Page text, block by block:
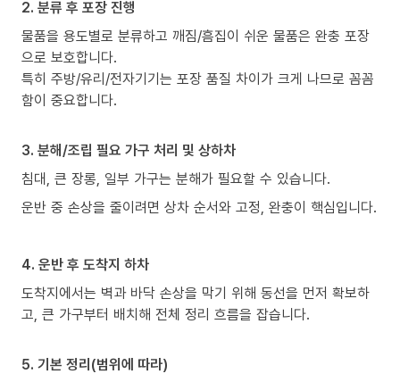
2. 분류 후 포장 진행
물품을 용도별로 분류하고 깨짐/흠집이 쉬운 물품은 완충 포장
으로 보호합니다.
특히 주방/유리/전자기기는 포장 품질 차이가 크게 나므로 꼼꼼
함이 중요합니다.
3. 분해/조립 필요 가구 처리 및 상하차
침대, 큰 장롱, 일부 가구는 분해가 필요할 수 있습니다.
운반 중 손상을 줄이려면 상차 순서와 고정, 완충이 핵심입니다.
4. 운반 후 도착지 하차
도착지에서는 벽과 바닥 손상을 막기 위해 동선을 먼저 확보하
고, 큰 가구부터 배치해 전체 정리 흐름을 잡습니다.
5. 기본 정리(범위에 따라)